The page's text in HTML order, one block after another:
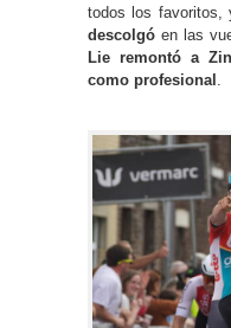
todos los favoritos,
descolgó en las
Lie remontó a
como profesional .